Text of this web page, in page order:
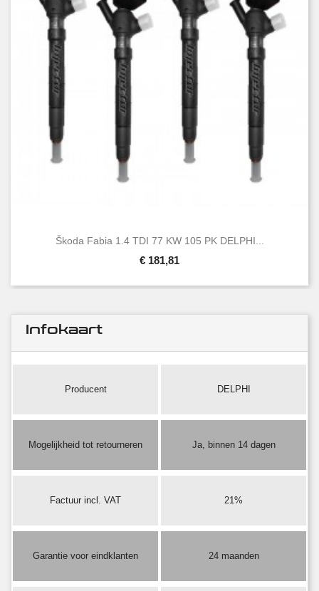
Škoda Fabia 1.4 TDI 77 KW 105 PK DELPHI...
€ 181,81
Infokaart
Producent DELPHI
Mogelijkheid tot retourneren Ja, binnen 14 dagen
Factuur incl. VAT 21%
Garantie voor eindklanten 24 maanden